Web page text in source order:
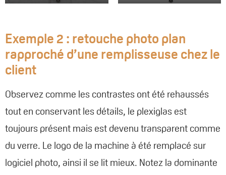
Exemple 2 : retouche photo plan
rapproché d’une remplisseuse chez le
client
Observez comme les contrastes ont été rehaussés
tout en conservant les détails, le plexiglas est
toujours présent mais est devenu transparent comme
du verre. Le logo de la machine à été remplacé sur
logiciel photo, ainsi il se lit mieux. Notez la dominante